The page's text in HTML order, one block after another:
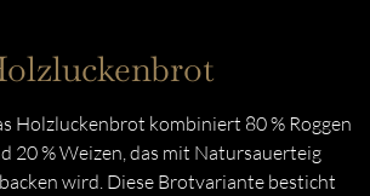
Holzluckenbrot kombiniert 80 % Roggen
20 % Weizen, das mit Natursauerteig
wird. Diese Brotvariante besticht